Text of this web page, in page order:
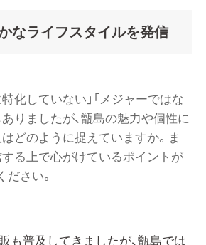
なライフスタイルを発信
化していない」「メジャーではな
ありましたが、甑島の魅力や個性に
はどのように捉えていますか。ま
する上で心がけているポイントが
さい。
も普及してきましたが、甑島では